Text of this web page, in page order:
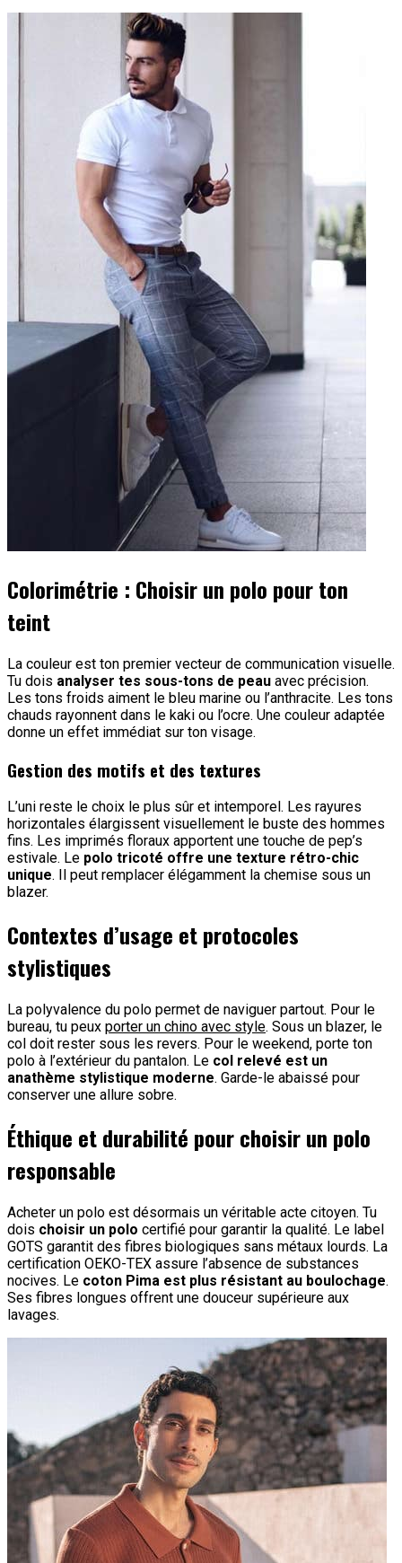
Colorimétrie : Choisir un polo pour ton
teint
La couleur est ton premier vecteur de communication visuelle.
Tu dois analyser tes sous-tons de peau avec précision.
Les tons froids aiment le bleu marine ou l’anthracite. Les tons
chauds rayonnent dans le kaki ou l’ocre. Une couleur adaptée
donne un effet immédiat sur ton visage.
Gestion des motifs et des textures
L’uni reste le choix le plus sûr et intemporel. Les rayures
horizontales élargissent visuellement le buste des hommes
fins. Les imprimés floraux apportent une touche de pep’s
estivale. Le polo tricoté offre une texture rétro-chic
unique. Il peut remplacer élégamment la chemise sous un
blazer.
Contextes d’usage et protocoles
stylistiques
La polyvalence du polo permet de naviguer partout. Pour le
bureau, tu peux porter un chino avec style. Sous un blazer, le
col doit rester sous les revers. Pour le weekend, porte ton
polo à l’extérieur du pantalon. Le col relevé est un
anathème stylistique moderne. Garde-le abaissé pour
conserver une allure sobre.
Éthique et durabilité pour choisir un polo
responsable
Acheter un polo est désormais un véritable acte citoyen. Tu
dois choisir un polo certifié pour garantir la qualité. Le label
GOTS garantit des fibres biologiques sans métaux lourds. La
certification OEKO-TEX assure l’absence de substances
nocives. Le coton Pima est plus résistant au boulochage.
Ses fibres longues offrent une douceur supérieure aux
lavages.